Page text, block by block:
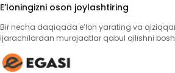
E’loningizni oson joylashtiring
Bir necha daqiqada e’lon yarating va
ijarachilardan murojaatlar qabul qilishni